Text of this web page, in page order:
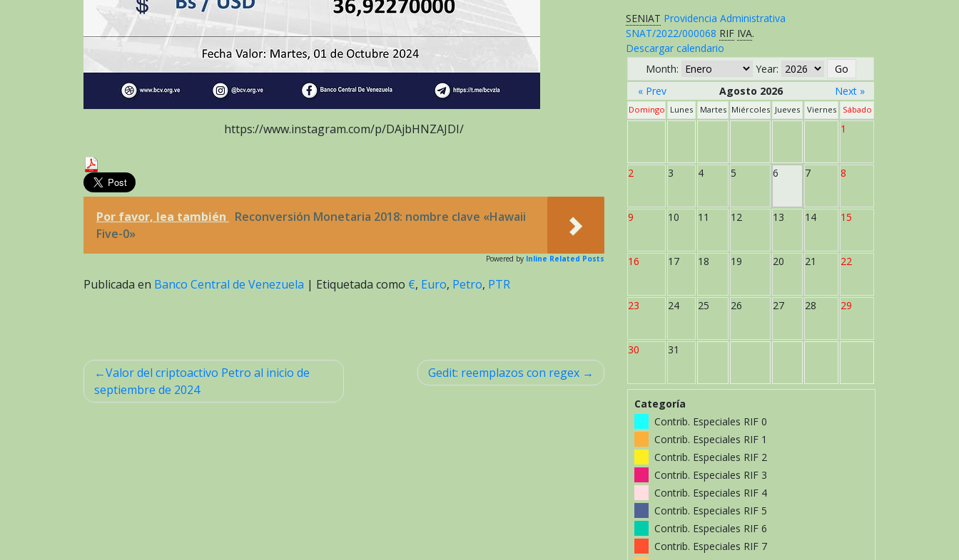
https://www.instagram.com/p/DAjbHNZAJDI/
Por favor, lea también
Reconversión Monetaria 2018: nombre clave «Hawaii
Five-0»
Powered by Inline Related Posts
Publicada en Banco Central de Venezuela | Etiquetada como €, Euro, Petro, PTR
Navegación
de
Valor del criptoactivo Petro al inicio de
septiembre de 2024
Gedit: reemplazos con regex
SENIAT Providencia Administrativa
SNAT/2022/000068 RIF IVA.
Descargar calendario
Month:
Year:
« Prev
Agosto 2026 Next »
Domingo Lunes Martes Miércoles Jueves Viernes Sábado
1
2 3 4 5 6 7 8
9 10 11 12 13 14 15
16 17 18 19 20 21 22
23 24 25 26 27 28 29
30 31
Categoría
Contrib. Especiales RIF 0
Contrib. Especiales RIF 1
Contrib. Especiales RIF 2
Contrib. Especiales RIF 3
Contrib. Especiales RIF 4
Contrib. Especiales RIF 5
Contrib. Especiales RIF 6
Contrib. Especiales RIF 7